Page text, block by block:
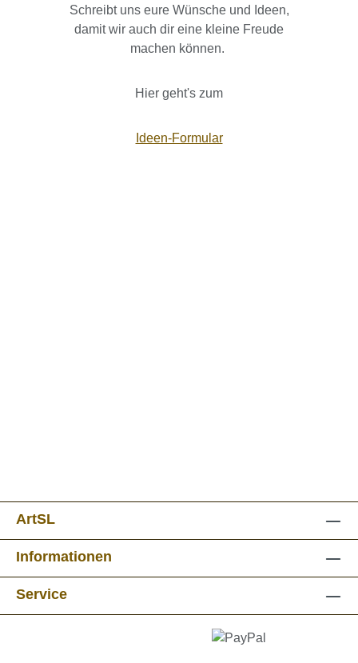
Schreibt uns eure Wünsche und Ideen,
damit wir auch dir eine kleine Freude
machen können.
Hier geht's zum
Ideen-Formular
ArtSL
Informationen
Service